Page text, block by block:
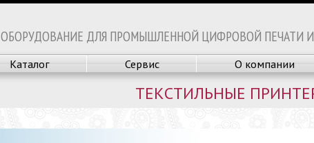
ОБОРУДОВАНИЕ ДЛЯ ПРОМЫШЛЕННОЙ ЦИФРОВОЙ ПЕЧАТИ
Каталог Сервис О компании
ТЕКСТИЛЬНЫЕ